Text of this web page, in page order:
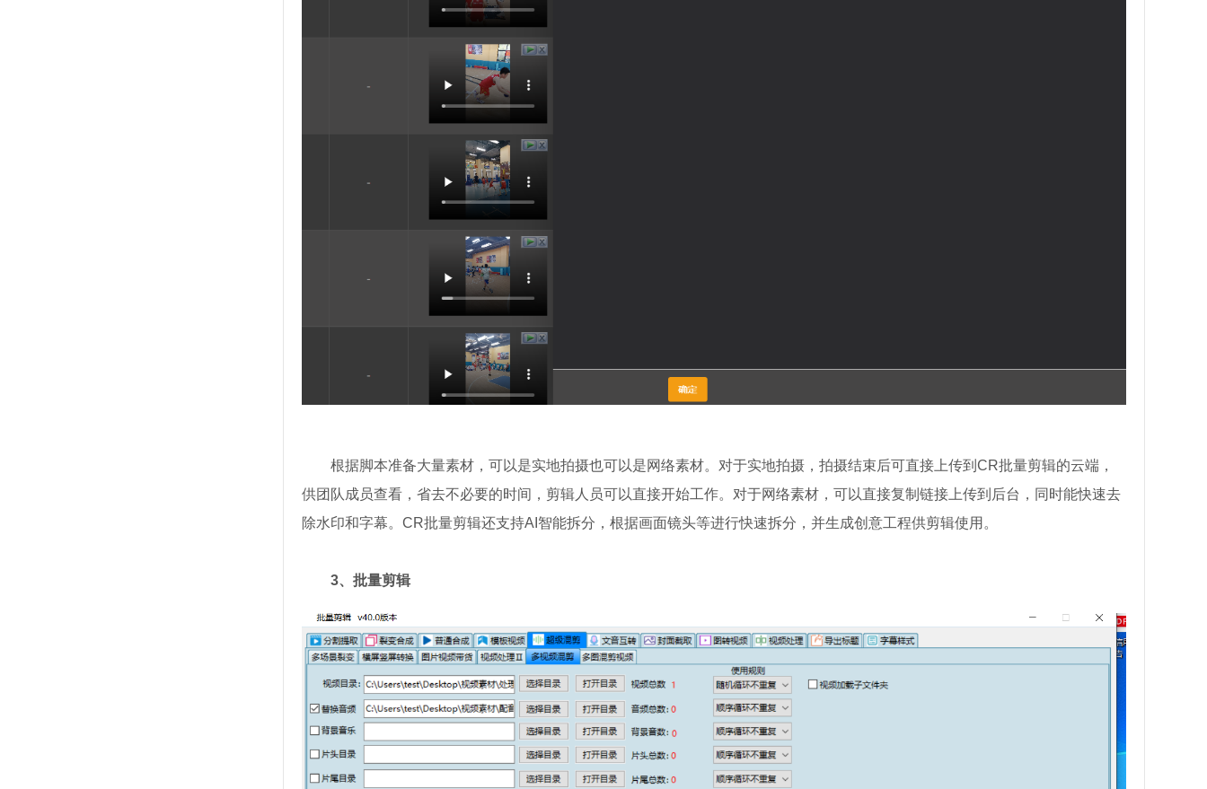
根据脚本准备大量素材，可以是实地拍摄也可以是网络素材。对于实地拍摄，拍摄结束后可直接上传到CR批量剪辑的云端，
供团队成员查看，省去不必要的时间，剪辑人员可以直接开始工作。对于网络素材，可以直接复制链接上传到后台，同时能快速去
除水印和字幕。CR批量剪辑还支持AI智能拆分，根据画面镜头等进行快速拆分，并生成创意工程供剪辑使用。
3、批量剪辑